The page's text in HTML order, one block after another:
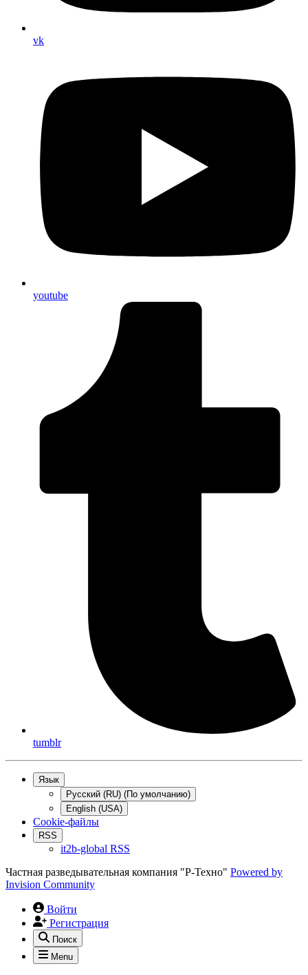
vk
youtube
tumblr
Язык
Русский (RU) (По умолчанию)
English (USA)
Cookie-файлы
RSS
it2b-global RSS
Частная разведывательная компания "Р-Техно" Powered by
Invision Community
Войти
Регистрация
Поиск
Menu